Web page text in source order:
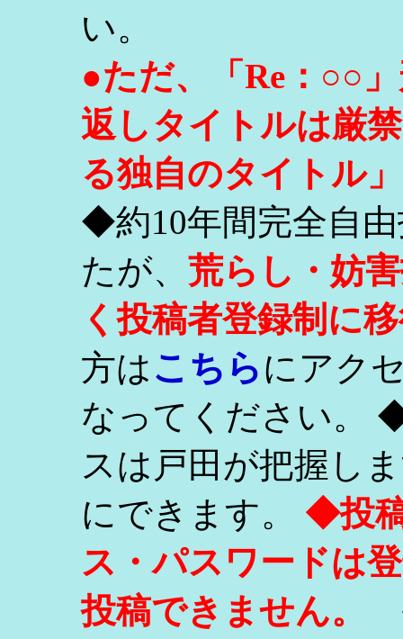
い。
●ただ、「Re：○○
返しタイトルは厳
る独自のタイトル
◆約10年間完全自
たが、 荒らし・妨
く投稿者登録制に
方はこちらにアク
なってください。
スは戸田が把握し
にできます。 ◆投
ス・パスワードは
投稿できません。